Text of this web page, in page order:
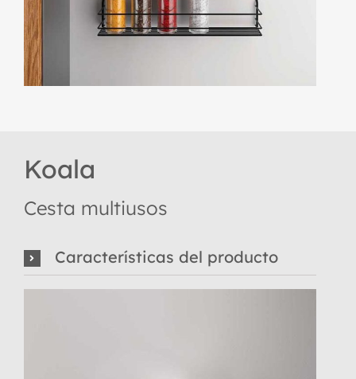
Koala
Cesta multiusos
Características del producto